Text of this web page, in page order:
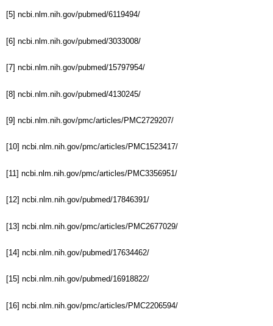
[5] ncbi.nlm.nih.gov/pubmed/6119494/
[6] ncbi.nlm.nih.gov/pubmed/3033008/
[7] ncbi.nlm.nih.gov/pubmed/15797954/
[8] ncbi.nlm.nih.gov/pubmed/4130245/
[9] ncbi.nlm.nih.gov/pmc/articles/PMC2729207/
[10] ncbi.nlm.nih.gov/pmc/articles/PMC1523417/
[11] ncbi.nlm.nih.gov/pmc/articles/PMC3356951/
[12] ncbi.nlm.nih.gov/pubmed/17846391/
[13] ncbi.nlm.nih.gov/pmc/articles/PMC2677029/
[14] ncbi.nlm.nih.gov/pubmed/17634462/
[15] ncbi.nlm.nih.gov/pubmed/16918822/
[16] ncbi.nlm.nih.gov/pmc/articles/PMC2206594/